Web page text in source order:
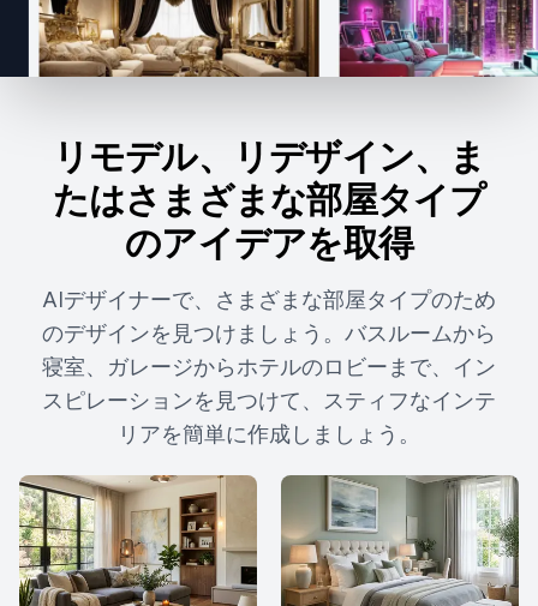
リモデル、リデザイン、ま
たはさまざまな部屋タイプ
のアイデアを取得
AIデザイナーで、さまざまな部屋タイプのため
のデザインを見つけましょう。バスルームから
寝室、ガレージからホテルのロビーまで、イン
スピレーションを見つけて、スティフなインテ
リアを簡単に作成しましょう。